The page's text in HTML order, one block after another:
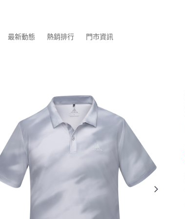
最新動態 熱銷排行 門市資訊